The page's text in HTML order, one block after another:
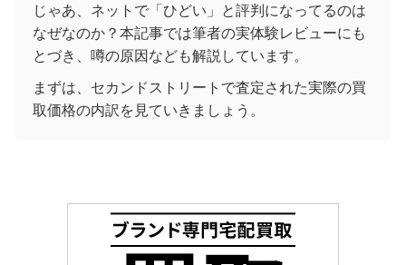
じゃあ、ネットで「ひどい」と評判になってるのは
なぜなのか？本記事では筆者の実体験レビューにも
とづき、噂の原因なども解説しています。
まずは、セカンドストリートで査定された実際の買
取価格の内訳を見ていきましょう。